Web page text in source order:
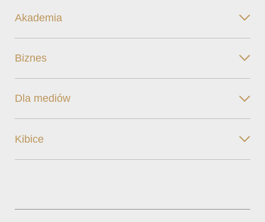
Akademia
Biznes
Dla mediów
Kibice